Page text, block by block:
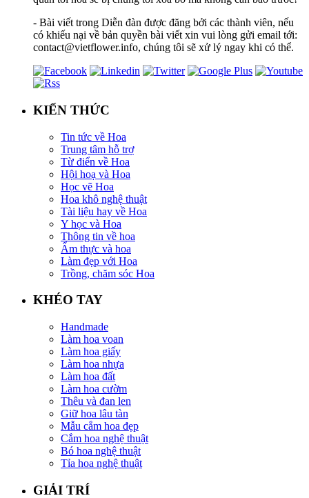
- Bài viết trong Diễn đàn được đăng bởi các thành viên, nếu
có khiếu nại về bản quyền bài viết xin vui lòng gửi email tới:
contact@vietflower.info, chúng tôi sẽ xử lý ngay khi có thể.
KIẾN THỨC
Tin tức về Hoa
Trung tâm hỗ trợ
Từ điển về Hoa
Hội hoạ và Hoa
Học vẽ Hoa
Hoa khô nghệ thuật
Tài liệu hay về Hoa
Y học và Hoa
Thông tin về hoa
Ẩm thực và hoa
Làm đẹp với Hoa
Trồng, chăm sóc Hoa
KHÉO TAY
Handmade
Làm hoa voan
Làm hoa giấy
Làm hoa nhựa
Làm hoa đất
Làm hoa cườm
Thêu và đan len
Giữ hoa lâu tàn
Mẫu cắm hoa đẹp
Cắm hoa nghệ thuật
Bó hoa nghệ thuật
Tỉa hoa nghệ thuật
GIẢI TRÍ